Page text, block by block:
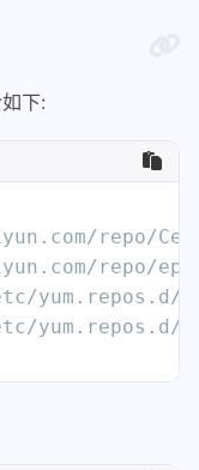
下:
repo/
repo/